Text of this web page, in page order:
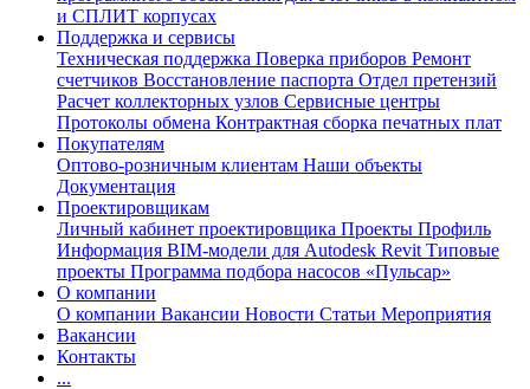
и СПЛИТ корпусах
Поддержка и сервисы
Техническая поддержка Поверка приборов Ремонт
счетчиков Восстановление паспорта Отдел претензий
Расчет коллекторных узлов Сервисные центры
Протоколы обмена Контрактная сборка печатных плат
Покупателям
Оптово-розничным клиентам Наши объекты
Документация
Проектировщикам
Личный кабинет проектировщика Проекты Профиль
Информация BIM-модели для Autodesk Revit Типовые
проекты Программа подбора насосов «Пульсар»
О компании
О компании Вакансии Новости Статьи Мероприятия
Вакансии
Контакты
...